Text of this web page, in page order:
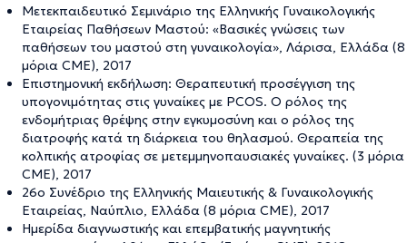
Μετεκπαιδευτικό Σεμινάριο της Ελληνικής Γυναικολογικής
Εταιρείας Παθήσεων Μαστού: «Βασικές γνώσεις των
παθήσεων του μαστού στη γυναικολογία», Λάρισα, Ελλάδα (8
μόρια CME), 2017
Επιστημονική εκδήλωση: Θεραπευτική προσέγγιση της
υπογονιμότητας στις γυναίκες με PCOS. Ο ρόλος της
ενδομήτριας θρέψης στην εγκυμοσύνη και ο ρόλος της
διατροφής κατά τη διάρκεια του θηλασμού. Θεραπεία της
κολπικής ατροφίας σε μετεμμηνοπαυσιακές γυναίκες. (3 μόρια
CME), 2017
26ο Συνέδριο της Ελληνικής Μαιευτικής & Γυναικολογικής
Εταιρείας, Ναύπλιο, Ελλάδα (8 μόρια CME), 2017
Ημερίδα διαγνωστικής και επεμβατικής μαγνητικής